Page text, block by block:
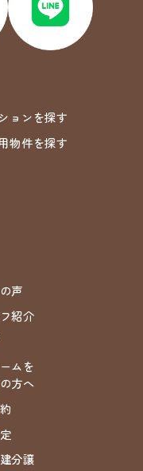
ョンを探す
物件を探す
声
紹介
ムを
方へ
分譲